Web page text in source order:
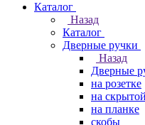
Каталог
Назад
Каталог
Дверные ручки
Назад
Дверные
на розетке
на
на планке
скобы